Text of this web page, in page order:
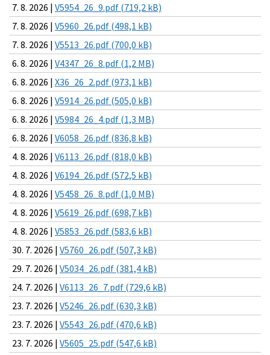
7. 8. 2026 | V5954_26_9.pdf (719,2 kB)
7. 8. 2026 | V5960_26.pdf (498,1 kB)
7. 8. 2026 | V5513_26.pdf (700,0 kB)
6. 8. 2026 | V4347_26_8.pdf (1,2 MB)
6. 8. 2026 | X36_26_2.pdf (973,1 kB)
6. 8. 2026 | V5914_26.pdf (505,0 kB)
6. 8. 2026 | V5984_26_4.pdf (1,3 MB)
6. 8. 2026 | V6058_26.pdf (836,8 kB)
4. 8. 2026 | V6113_26.pdf (818,0 kB)
4. 8. 2026 | V6194_26.pdf (572,5 kB)
4. 8. 2026 | V5458_26_8.pdf (1,0 MB)
4. 8. 2026 | V5619_26.pdf (698,7 kB)
4. 8. 2026 | V5853_26.pdf (583,6 kB)
30. 7. 2026 | V5760_26.pdf (507,3 kB)
29. 7. 2026 | V5034_26.pdf (381,4 kB)
24. 7. 2026 | V6113_26_7.pdf (729,6 kB)
23. 7. 2026 | V5246_26.pdf (630,3 kB)
23. 7. 2026 | V5543_26.pdf (470,6 kB)
23. 7. 2026 | V5605_25.pdf (547,6 kB)